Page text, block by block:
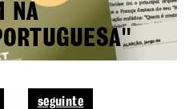
NA
seguinte